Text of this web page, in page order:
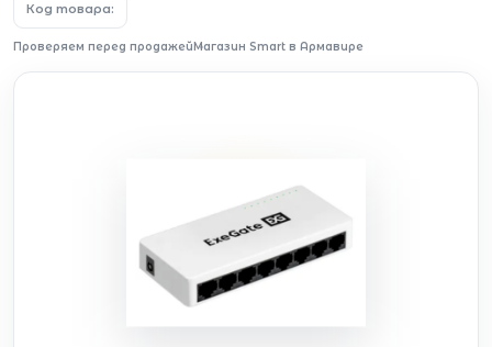
Код товара:
Проверяем перед продажейМагазин Smart в Армавире